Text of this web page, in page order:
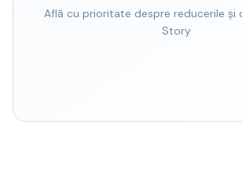
Află cu prioritate despre reducerile și
Story